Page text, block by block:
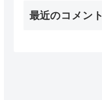
最近のコメント